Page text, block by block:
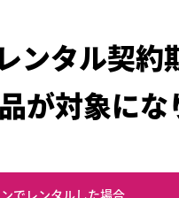
ンタル契約
が対象に
でレンタルした場合